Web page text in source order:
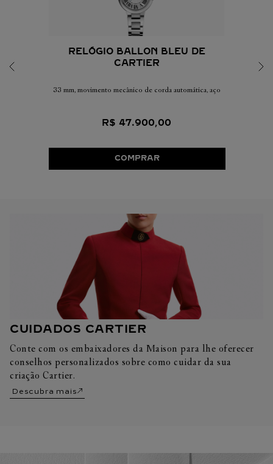
RELÓGIO BALLON BLEU DE
CARTIER
33 mm, movimento mecânico de corda automática, aço
R$ 47.900,00
COMPRAR
CUIDADOS CARTIER
Conte com os embaixadores da Maison para lhe oferecer
conselhos personalizados sobre como cuidar da sua
criação Cartier.
Descubra mais